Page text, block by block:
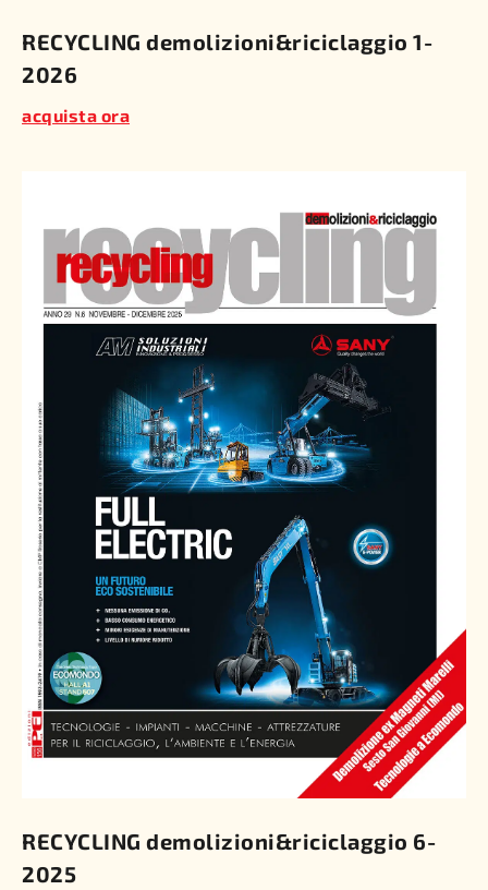
RECYCLING demolizioni&riciclaggio 1-
2026
acquista ora
RECYCLING demolizioni&riciclaggio 6-
2025